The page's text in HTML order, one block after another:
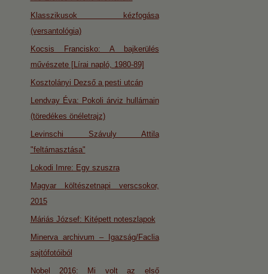
Klasszikusok kézfogása
(versantológia)
Kocsis Francisko: A bajkerülés
művészete [Lírai napló, 1980-89]
Kosztolányi Dezső a pesti utcán
Lendvay Éva: Pokoli árviz hullámain
(töredékes önéletrajz)
Levinschi Szávuly Attila
"feltámasztása"
Lokodi Imre: Egy szuszra
Magyar költészetnapi verscsokor,
2015
Máriás József: Kitépett noteszlapok
Minerva archivum – Igazság/Faclia
sajtófotóiból
Nobel 2016: Mi volt az első